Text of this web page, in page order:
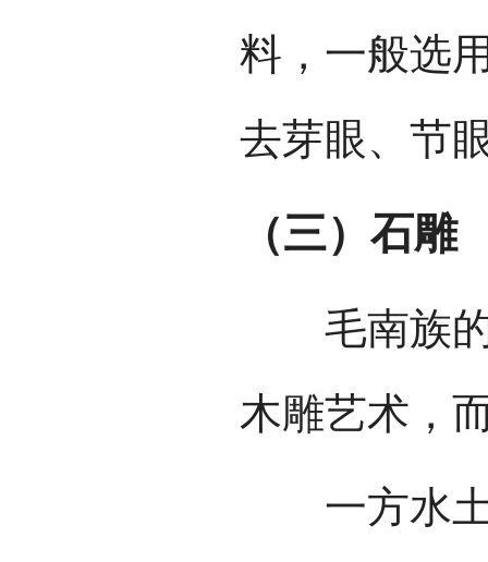
料，一般选
去芽眼、节
（三）石雕
毛南族的
木雕艺术，
一方水土